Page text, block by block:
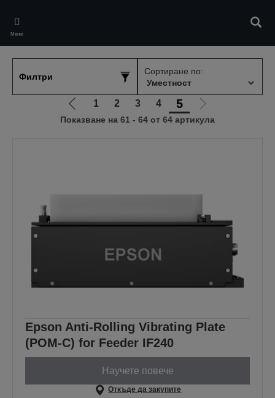
main
content
Меню
Филтри
Сортиране по:
Отиди
на
1 2 3 4 5
Отиди
на
Показване на 61 - 64 от 64 артикула
Epson Anti-Rolling Vibrating Plate
(POM-C) for Feeder IF240
Научете повече
Откъде да закупите